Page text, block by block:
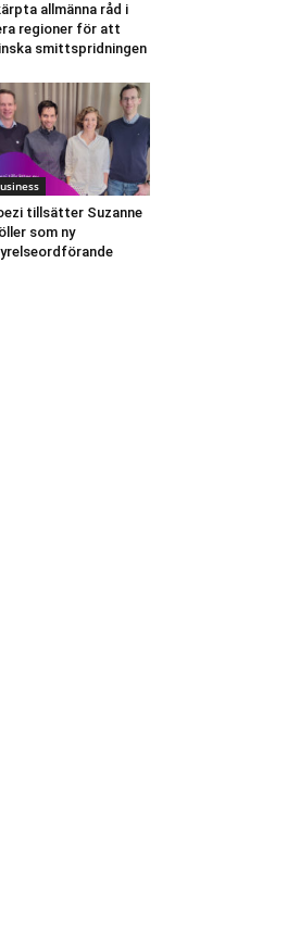
allmänna råd i
regioner för att
smittspridningen
tillsätter Suzanne
som ny